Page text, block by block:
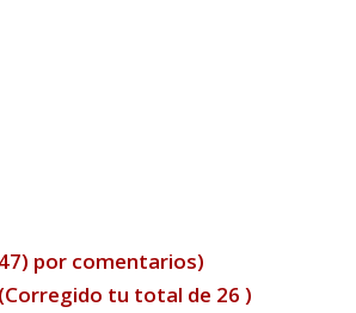
por comentarios)
(Corregido tu total de 26 )